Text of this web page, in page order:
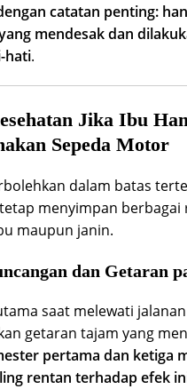
catatan penting:
mendesak dan
hati.
Jika Ibu
Sepeda Motor
dalam batas
menyimpan berbagai
maupun janin.
dan Getaran
saat melewati
getaran tajam yang
pertama dan ketiga
rentan terhadap efek